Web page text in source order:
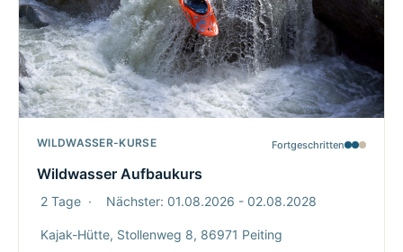
WILDWASSER-KURSE Fortgeschritten
Wildwasser Aufbaukurs
2 Tage · Nächster: 01.08.2026 - 02.08.2028
Kajak-Hütte, Stollenweg 8, 86971 Peiting